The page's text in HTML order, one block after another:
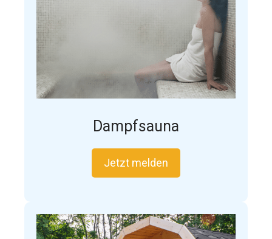
Dampfsauna
Jetzt melden